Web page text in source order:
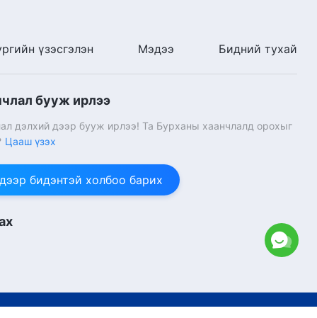
Бурханы үг | "Бурханд
итгэхдээ шашны зан үйлд биш
өнөөдрийн ажлыг мэдэж
Бурханы үг | "Бурханыг
үзэсгэлэн Мэдээ Бидний тухай
бууж ирлээ
дэлхий дээр бууж ирлээ! Та Бурханы хаанчлалд орохыг
Цааш үзэх
бидэнтэй холбоо барих